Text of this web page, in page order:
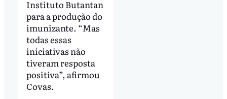
Instituto Butantan
para a produção do
imunizante. “Mas
todas essas
iniciativas não
tiveram resposta
positiva”, afirmou
Covas.